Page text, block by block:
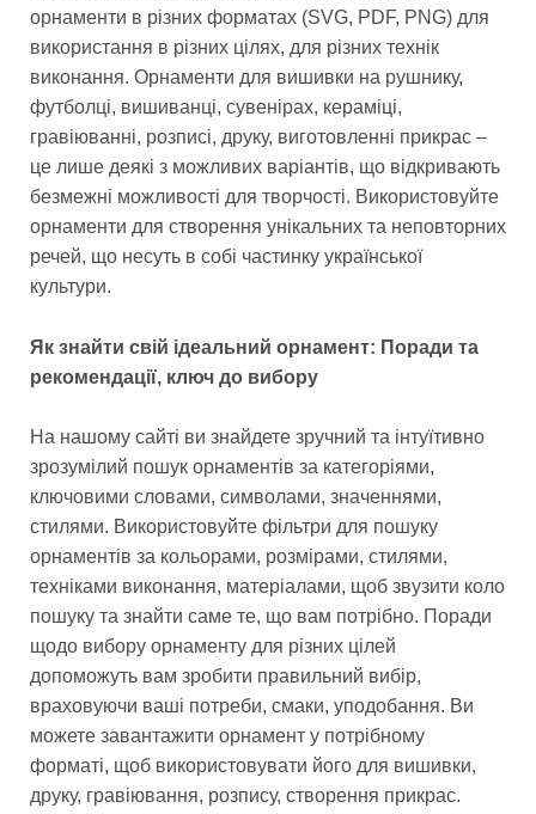
орнаменти в різних форматах (SVG, PDF, PNG) для
використання в різних цілях, для різних технік
виконання. Орнаменти для вишивки на рушнику,
футболці, вишиванці, сувенірах, кераміці,
гравіюванні, розписі, друку, виготовленні прикрас –
це лише деякі з можливих варіантів, що відкривають
безмежні можливості для творчості. Використовуйте
орнаменти для створення унікальних та неповторних
речей, що несуть в собі частинку української
культури.
Як знайти свій ідеальний орнамент: Поради та
рекомендації, ключ до вибору
На нашому сайті ви знайдете зручний та інтуїтивно
зрозумілий пошук орнаментів за категоріями,
ключовими словами, символами, значеннями,
стилями. Використовуйте фільтри для пошуку
орнаментів за кольорами, розмірами, стилями,
техніками виконання, матеріалами, щоб звузити коло
пошуку та знайти саме те, що вам потрібно. Поради
щодо вибору орнаменту для різних цілей
допоможуть вам зробити правильний вибір,
враховуючи ваші потреби, смаки, уподобання. Ви
можете завантажити орнамент у потрібному
форматі, щоб використовувати його для вишивки,
друку, гравіювання, розпису, створення прикрас.